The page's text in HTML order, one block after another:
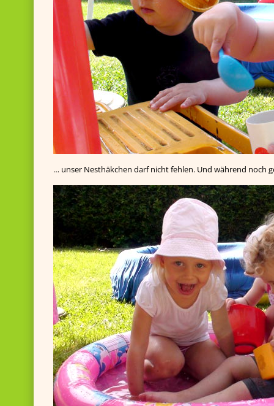
… unser Nesthäkchen darf nicht fehlen. Und während noch